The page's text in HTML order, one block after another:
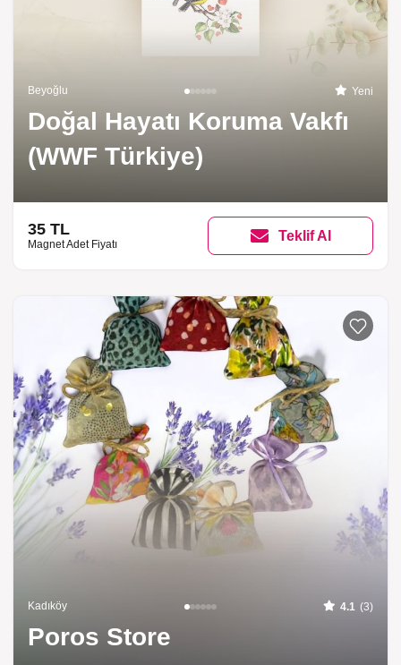
Beyoğlu Yeni
Doğal Hayatı Koruma Vakfı
(WWF Türkiye)
35 TL
Magnet Adet Fiyatı
Teklif Al
Kadıköy 4.1 (3)
Poros Store